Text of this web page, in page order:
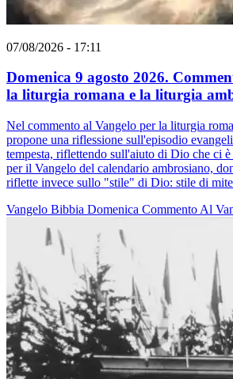
07/08/2026 - 17:11
Domenica 9 agosto 2026.
la liturgia romana e la liturgia
Nel commento al Vangelo per la liturgia
propone una riflessione sull'episodio
tempesta, riflettendo sull'aiuto di Dio che ci
per il Vangelo del calendario ambrosiano,
riflette invece sullo "stile" di Dio: stile di
Vangelo Bibbia Domenica Commento Al